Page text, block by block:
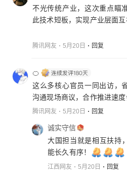
不光传统产业，这次重点瞄
此技术短板，实现产业层面
腾讯网友 5月20日 回复
🍊
这么多核心官员一同出访，
腾讯网友 5月20日 回复
诚实守信
大国担当就是相互扶持
能长久有序！
江西网友 5月20日 回复